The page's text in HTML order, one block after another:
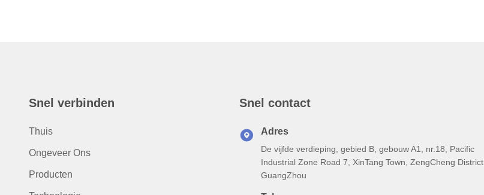
Snel verbinden
Thuis
Ongeveer Ons
Producten
Snel contact
Adres
De vijfde verdieping, gebied B, gebouw A1, nr.18, Pacific
Industrial Zone Road 7, XinTang Town, ZengCheng District,
GuangZhou